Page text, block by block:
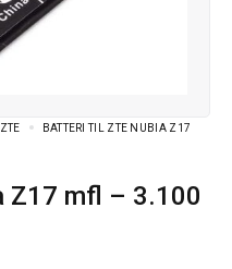
ZTE
BATTERI TIL ZTE NUBIA Z17